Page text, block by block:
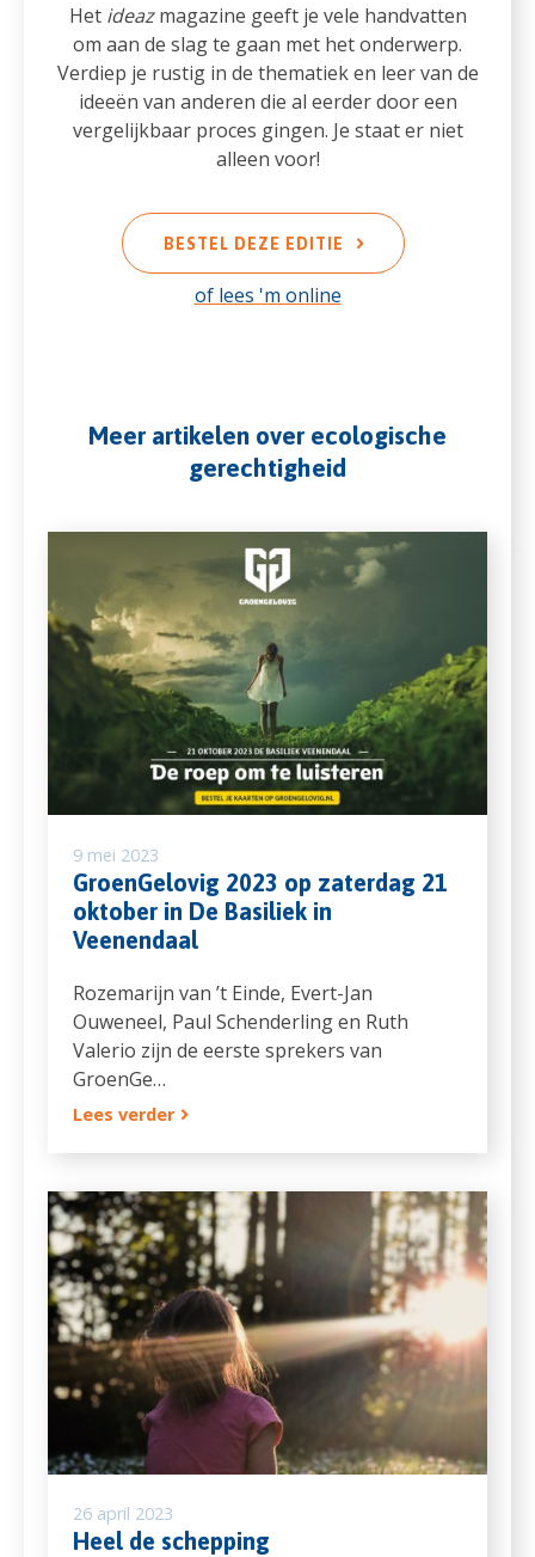
Het ideazmagazine geeft je vele handvatten
om aan de slag te gaan met het onderwerp.
Verdiep je rustig in de thematiek en leer van de
ideeën van anderen die al eerder door een
vergelijkbaar proces gingen. Je staat er niet
alleen voor!
BESTEL DEZE EDITIE
of lees 'm online
Meer artikelen over ecologische
gerechtigheid
9 mei 2023
GroenGelovig 2023 op zaterdag 21
oktober in De Basiliek in
Veenendaal
Rozemarijn van ’t Einde, Evert-Jan
Ouweneel, Paul Schenderling en Ruth
Valerio zijn de eerste sprekers van
GroenGe…
Lees verder
26 april 2023
Heel de schepping